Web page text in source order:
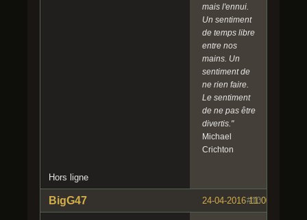
mais l'ennui.
Un sentiment
de temps libre
entre nos
mains. Un
sentiment de
ne rien faire.
Le sentiment
de ne pas être
divertis."
Michael
Crichton
Hors ligne
#10
24-04-2016 11:00:58
BigG47